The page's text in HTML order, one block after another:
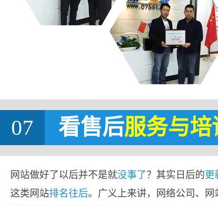
07 看售后服务与培
网站做好了以后并不是就没事了？其实日后的更
这类网站排名往后。广义上来讲，网络公司、